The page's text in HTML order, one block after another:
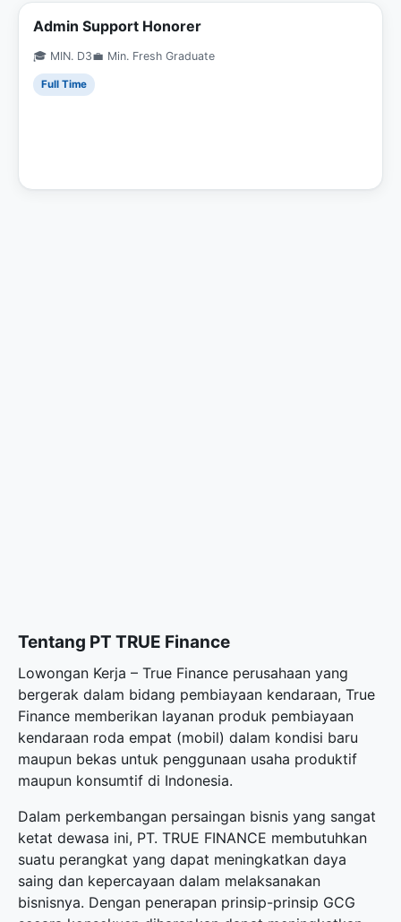
Admin Support Honorer
🎓 MIN. D3💼 Min. Fresh Graduate
Full Time
Tentang PT TRUE Finance
Lowongan Kerja – True Finance perusahaan yang
bergerak dalam bidang pembiayaan kendaraan, True
Finance memberikan layanan produk pembiayaan
kendaraan roda empat (mobil) dalam kondisi baru
maupun bekas untuk penggunaan usaha produktif
maupun konsumtif di Indonesia.
Dalam perkembangan persaingan bisnis yang sangat
ketat dewasa ini, PT. TRUE FINANCE membutuhkan
suatu perangkat yang dapat meningkatkan daya
saing dan kepercayaan dalam melaksanakan
bisnisnya. Dengan penerapan prinsip-prinsip GCG